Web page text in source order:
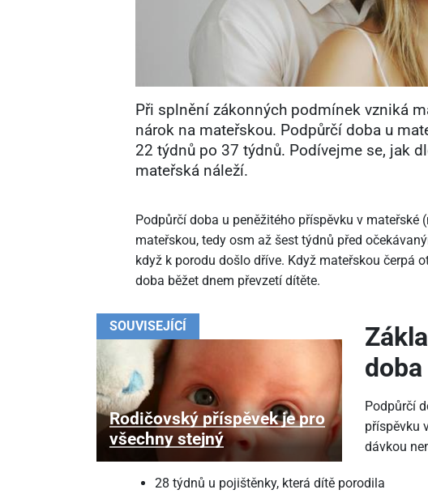
Při splnění zákonných podmínek vzniká
nárok na mateřskou. Podpůrčí doba u
22 týdnů po 37 týdnů. Podívejme se, jak
mateřská náleží.
Podpůrčí doba u peněžitého příspěvku v mateřské
mateřskou, tedy osm až šest týdnů před
když k porodu došlo dříve. Když mateřskou čerpá
doba běžet dnem převzetí dítěte.
SOUVISEJÍCÍ
Rodičovský příspěvek je pro
všechny stejný
Podpůrčí
příspěvku
dávkou
28 týdnů u pojištěnky, která dítě porodila